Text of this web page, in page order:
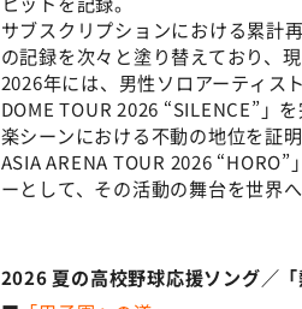
サブスクリプションにおける累計
の記録を次々と塗り替えており、
2026年には、男性ソロアーティス
DOME TOUR 2026 “SILENCE”」
楽シーンにおける不動の地位を証
ASIA ARENA TOUR 2026
ーとして、その活動の舞台を世界
2026 夏の高校野球応援ソング／